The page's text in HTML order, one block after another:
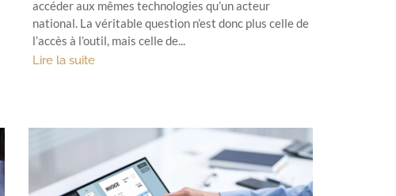
accéder aux mêmes technologies qu’un acteur
national. La véritable question n’est donc plus celle de
l’accès à l’outil, mais celle de...
Lire la suite